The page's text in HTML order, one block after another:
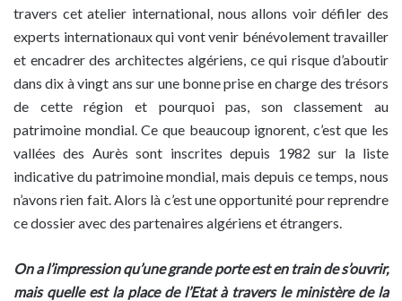
travers cet atelier international, nous allons voir défiler des
experts internationaux qui vont venir bénévolement travailler
et encadrer des architectes algériens, ce qui risque d’aboutir
dans dix à vingt ans sur une bonne prise en charge des trésors
de cette région et pourquoi pas, son classement au
patrimoine mondial. Ce que beaucoup ignorent, c’est que les
vallées des Aurès sont inscrites depuis 1982 sur la liste
indicative du patrimoine mondial, mais depuis ce temps, nous
n’avons rien fait. Alors là c’est une opportunité pour reprendre
ce dossier avec des partenaires algériens et étrangers.
On a l’impression qu’une grande porte est en train de s’ouvrir,
mais quelle est la place de l’Etat à travers le ministère de la